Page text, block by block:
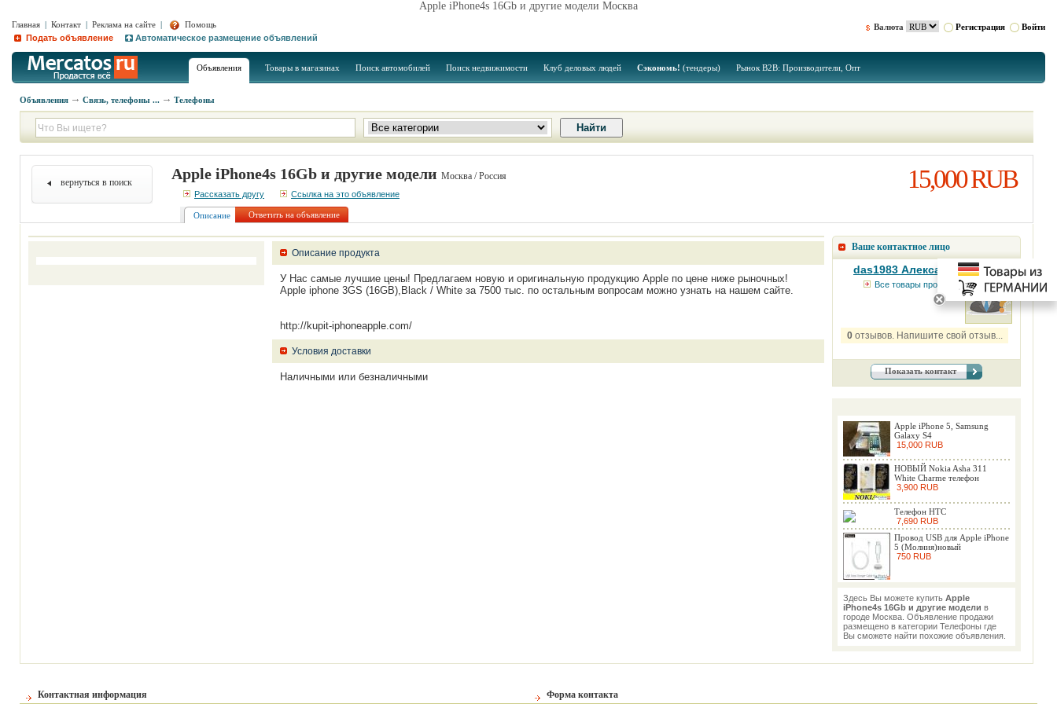
Apple iPhone4s 16Gb и другие модели Москва
Главная | Контакт | Реклама на сайте |
Помощь
Подать объявление
Автоматическое размещение объявлений
Валюта Регистрация Войти
Объявления Товары в магазинах Поиск автомобилей Поиск недвижимости Клуб деловых людей Сэкономь! (тендеры) Рынок B2B: Производители, Опт
Объявления Связь, телефоны ... Телефоны
вернуться в поиск Apple iPhone4s 16Gb и другие модели Москва / Россия
Рассказать другу Ссылка на это объявление
15,000 RUB
Описание Ответить на объявление
Описание продукта
У Нас самые лучшие цены! Предлагаем новую и оригинальную продукцию Apple по цене ниже рыночных!
Apple iphone 3GS (16GB),Black / White за 7500 тыс. по остальным вопросам можно узнать на нашем сайте.
http://kupit-iphoneapple.com/
Условия доставки
Наличными или безналичными
Ваше контактное лицо
das1983 Александр
Все товары продавца
0отзывов. Напишите свой отзыв...
Показать контакт
Apple iPhone 5, Samsung
Galaxy S4
15,000 RUB
НОВЫЙ Nokia Asha 311
White Charme телефон
3,900 RUB
Телефон HTC
7,690 RUB
Провод USB для Apple iPhone
5 (Молния)новый
750 RUB
Здесь Вы можете купить Apple
iPhone4s 16Gb и другие модели в
городе Москва. Объявление продажи
размещено в категории Телефоны где
Вы сможете найти похожие объявления.
Контактная информация Форма контакта